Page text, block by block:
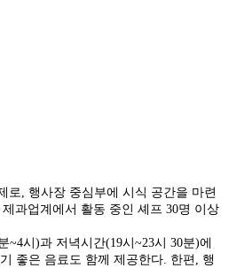
로, 행사장 중심부에 시식 공간을 마련
과업계에서 활동 중인 셰프 30명 이상
시)과 저녁시간(19시~23시 30분)에
좋은 음료도 함께 제공한다. 한편, 행